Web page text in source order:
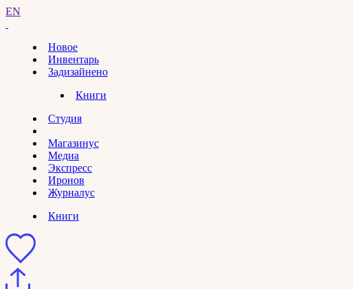
EN
Новое
Инвентарь
Задизайнено
Книги
Студия
Магазинус
Медиа
Экспресс
Иронов
Журналус
Книги